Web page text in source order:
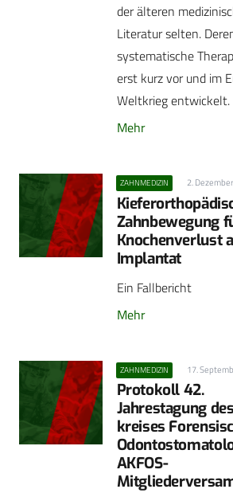
der älteren
Literatur selten.
systematische
erst kurz vor und im
Weltkrieg entwickelt.
Mehr
ZAHNMEDIZIN 2.
Zahnbewegung
Knochenverlust
Implantat
Ein Fallbericht
Mehr
ZAHNMEDIZIN 17.
Protokoll 42.
Jahrestagung
kreises
AKFOS-